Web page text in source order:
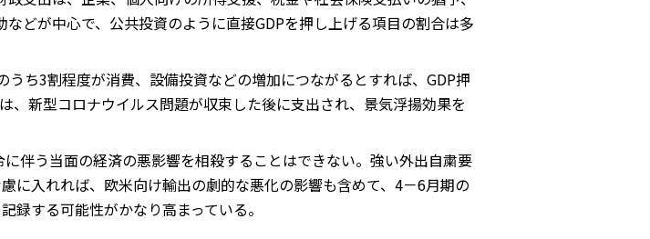
どが中心で、公共投資のように直接GDPを押し上げる項目の割合は多
ち3割程度が消費、設備投資などの増加につながるとすれば、GDP押
、新型コロナウイルス問題が収束した後に支出され、景気浮揚効果を
伴う当面の経済の悪影響を相殺することはできない。強い外出自粛要
に入れれば、欧米向け輸出の劇的な悪化の影響も含めて、4－6月期の
録する可能性がかなり高まっている。